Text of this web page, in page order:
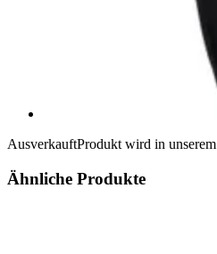
AusverkauftProdukt wird in
Ähnliche Produkte